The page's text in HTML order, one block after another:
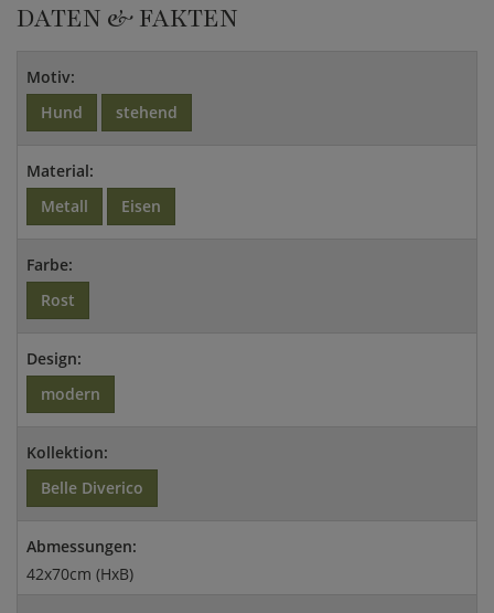
DATEN & FAKTEN
Motiv:
Hund
stehend
Material:
Metall
Eisen
Farbe:
Rost
Design:
modern
Kollektion:
Belle Diverico
Abmessungen:
42x70cm (HxB)